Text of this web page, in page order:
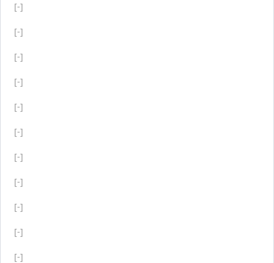
[-]
[-]
[-]
[-]
[-]
[-]
[-]
[-]
[-]
[-]
[-]